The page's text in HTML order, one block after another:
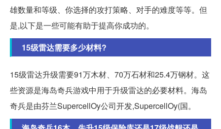
雄数量和等级、你选择的攻打策略、对手的难度等等。但
是,以下是一些可能有助于提高你成功的。
15级雷达需要多少材料?
15级雷达升级需要91万木材、70万石材和25.4万钢材。这
些资源是海岛奇兵游戏中用于升级雷达的必要材料。海岛
奇兵是由芬兰SupercellOy公司开发,SupercellOy(国。